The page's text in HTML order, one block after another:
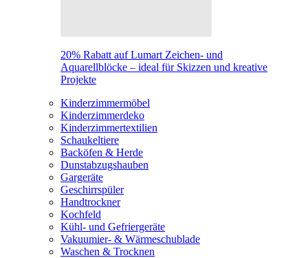
20% Rabatt auf Lumart Zeichen- und
Aquarellblöcke – ideal für Skizzen und kreative
Projekte
Kinderzimmermöbel
Kinderzimmerdeko
Kinderzimmertextilien
Schaukeltiere
Backöfen & Herde
Dunstabzugshauben
Gargeräte
Geschirrspüler
Handtrockner
Kochfeld
Kühl- und Gefriergeräte
Vakuumier- & Wärmeschublade
Waschen & Trocknen